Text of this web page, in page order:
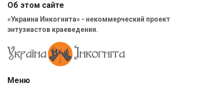
Об этом сайте
«Украина Инкогнита» - некоммерческий проект
энтузиастов краеведения.
Меню